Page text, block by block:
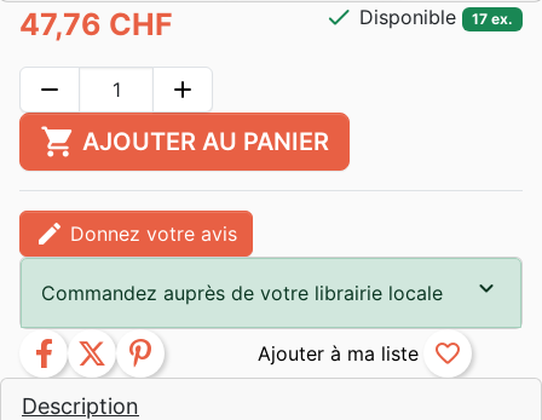
Description
47,76 CHF check Disponible 17 ex.
remove add
shopping_cart AJOUTER AU PANIER
edit Donnez votre avis
Commandez auprès de votre librairie locale
facebook twitter pinterest favorite_border